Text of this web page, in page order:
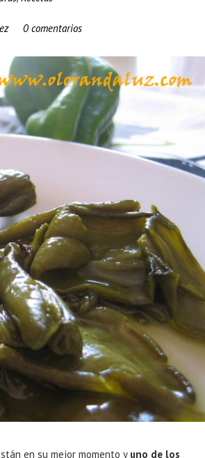
0 comentarios
en su mejor momento y uno de los